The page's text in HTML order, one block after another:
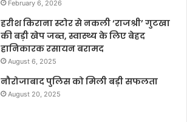
February 6, 2026
हरीश किराना स्टोर से नकली ‘राजश्री’ गुटखा
की बड़ी खेप जब्त, स्वास्थ्य के लिए बेहद
हानिकारक रसायन बरामद
August 6, 2025
नौरोजाबाद पुलिस को मिली बड़ी सफलता
August 20, 2025